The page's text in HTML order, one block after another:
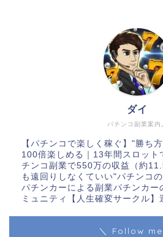
パチンコ副業案内
ダイ
【パチンコで楽しく稼ぐ】"勝ち
100倍楽しめる｜13年間スロッ
チンコ副業で550万の収益（約
も遠回りしなくていい"パチンコ
パチンカーによる副業パチンカー
ミュニティ【人生確変サークル】
＼ Follow me